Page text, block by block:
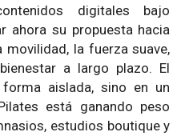
digitales bajo
ahora su propuesta hacia
la fuerza suave,
a largo plazo. El
aislada, sino en un
está ganando peso
estudios boutique y